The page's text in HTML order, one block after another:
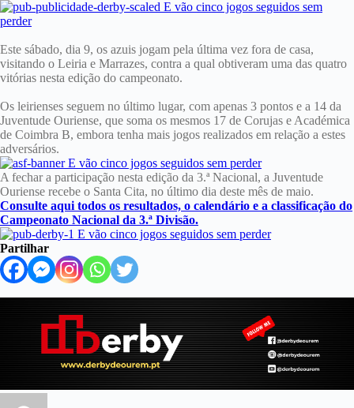
Este sábado, dia 9, os azuis jogam pela última vez fora de casa,
visitando o Leiria e Marrazes, contra a qual obtiveram uma das quatro
vitórias nesta edição do campeonato.
Os leirienses seguem no último lugar, com apenas 3 pontos e a 14 da
Juventude Ouriense, que soma os mesmos 17 de Corujas e Académica
de Coimbra B, embora tenha mais jogos realizados em relação a estes
adversários.
A fechar a participação nesta edição da 3.ª Nacional, a Juventude
Ouriense recebe o Santa Cita, no último dia deste mês de maio.
Consulte aqui todos os resultados, o calendário e a classificação do
Campeonato Nacional da 3.ª Divisão.
Partilhar